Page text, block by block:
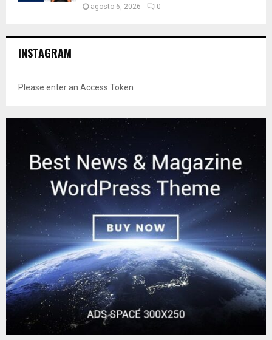
agosto 6, 2026 0
INSTAGRAM
Please enter an Access Token